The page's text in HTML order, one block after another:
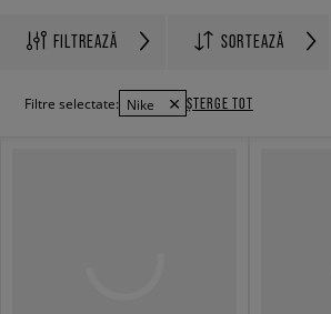
FILTREAZĂ SORTEAZĂ
Filtre selectate: Nike ȘTERGE TOT